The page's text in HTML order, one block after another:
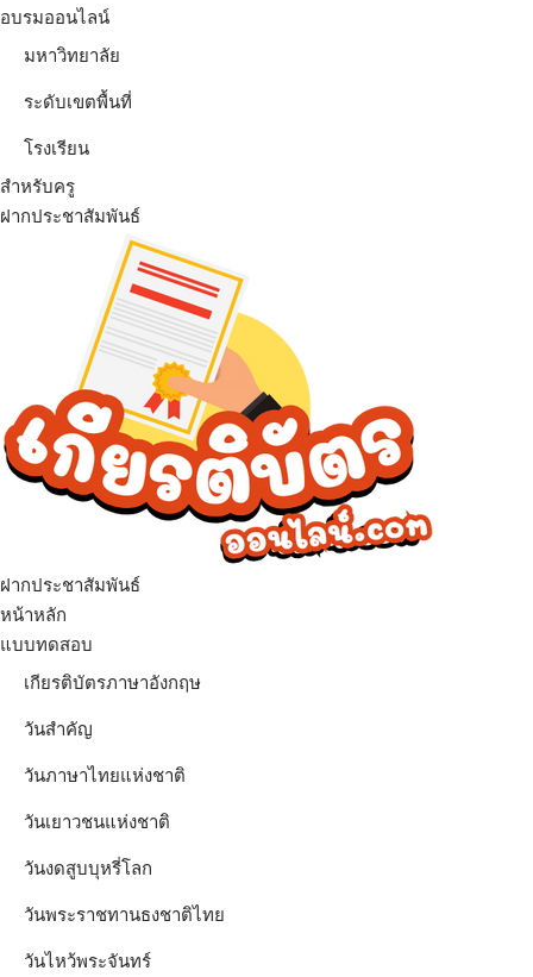
อบรมออนไลน์
มหาวิทยาลัย
ระดับเขตพื้นที่
โรงเรียน
สำหรับครู
ฝากประชาสัมพันธ์
ฝากประชาสัมพันธ์
เมนู
หน้าหลัก
แบบทดสอบ
เกียรติบัตรภาษาอังกฤษ
วันสำคัญ
วันภาษาไทยแห่งชาติ
วันเยาวชนแห่งชาติ
วันงดสูบบุหรี่โลก
วันพระราชทานธงชาติไทย
วันไหว้พระจันทร์​